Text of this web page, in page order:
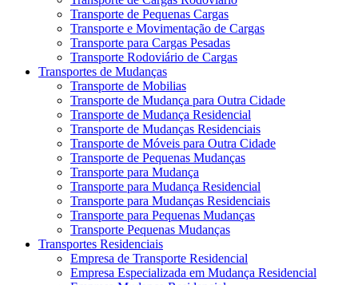
Transporte de Pequenas Cargas
Transporte e Movimentação de Cargas
Transporte para Cargas Pesadas
Transporte Rodoviário de Cargas
Transportes de Mudanças
Transporte de Mobilias
Transporte de Mudança para Outra Cidade
Transporte de Mudança Residencial
Transporte de Mudanças Residenciais
Transporte de Móveis para Outra Cidade
Transporte de Pequenas Mudanças
Transporte para Mudança
Transporte para Mudança Residencial
Transporte para Mudanças Residenciais
Transporte para Pequenas Mudanças
Transporte Pequenas Mudanças
Transportes Residenciais
Empresa de Transporte Residencial
Empresa Especializada em Mudança Residencial